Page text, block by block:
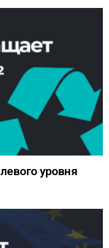
уровня